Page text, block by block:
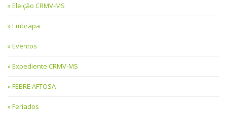
Eleição CRMV-MS
Embrapa
Eventos
Expediente CRMV-MS
FEBRE AFTOSA
Feriados